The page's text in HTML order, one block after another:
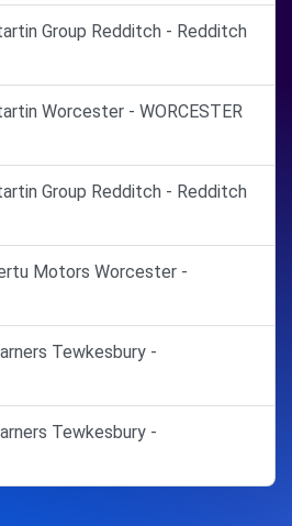
Group Redditch - Redditch
Worcester - WORCESTER
Group Redditch - Redditch
Motors Worcester -
Tewkesbury -
Tewkesbury -